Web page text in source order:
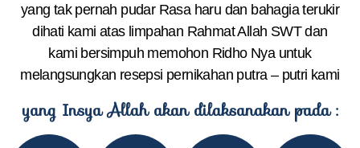
yang tak pernah pudar Rasa haru dan bahagia terukir
dihati kami atas limpahan Rahmat Allah SWT dan
kami bersimpuh memohon Ridho Nya untuk
melangsungkan resepsi pernikahan putra – putri kami
yang Insya Allah akan dilaksanakan pada :